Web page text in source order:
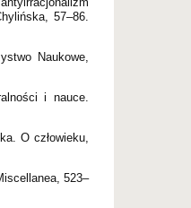
57–86.
Naukowe,
i nauce.
O człowieku,
523–